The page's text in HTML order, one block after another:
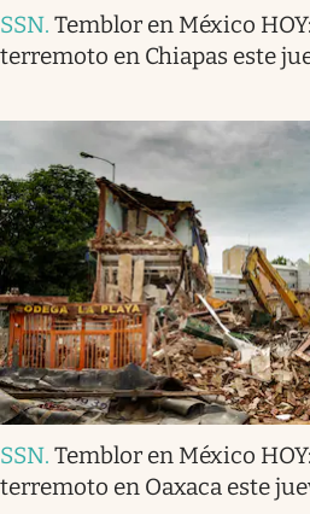
SSN. Temblor en México
terremoto en Chiapas este
SSN. Temblor en México
terremoto en Oaxaca este